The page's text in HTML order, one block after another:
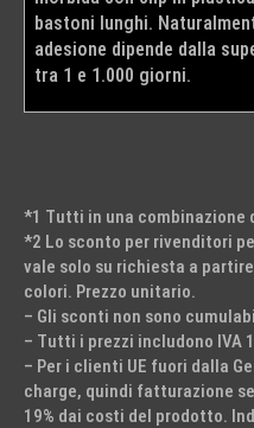
bastoni lunghi.
adesione dipende dalla
tra 1 e 1.000 giorni.
*1 Tutti in una combinazione
*2 Lo sconto per rivenditori
vale solo su richiesta a
colori. Prezzo unitario.
– Gli sconti non sono
– Tutti i prezzi includono IVA
– Per i clienti UE fuori dalla
charge, quindi fatturazione
19% dai costi del prodotto.